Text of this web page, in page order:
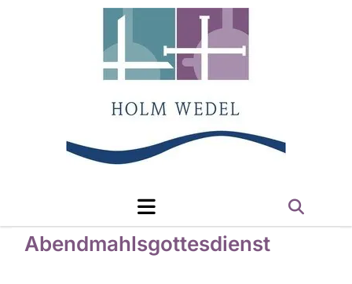
Abendmahlsgottesdienst